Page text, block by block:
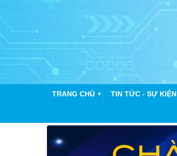
TRANG CHỦ ▼ TIN TỨC - SỰ KIỆN